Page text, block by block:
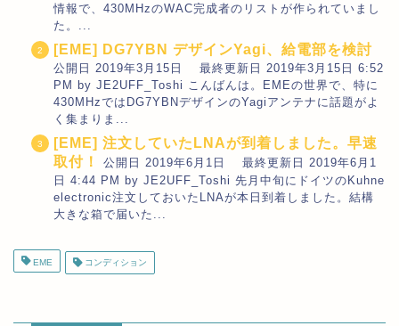
情報で、430MHzのWAC完成者のリストが作られていまし
た。...
[EME] DG7YBN デザインYagi、給電部を検討
公開日 2019年3月15日 最終更新日 2019年3月15日 6:52
PM by JE2UFF_Toshi こんばんは。EMEの世界で、特に
430MHzではDG7YBNデザインのYagiアンテナに話題がよ
く集まりま...
[EME] 注文していたLNAが到着しました。早速
取付！
公開日 2019年6月1日 最終更新日 2019年6月1
日 4:44 PM by JE2UFF_Toshi 先月中旬にドイツのKuhne
electronic注文しておいたLNAが本日到着しました。結構
大きな箱で届いた...
EME コンディション